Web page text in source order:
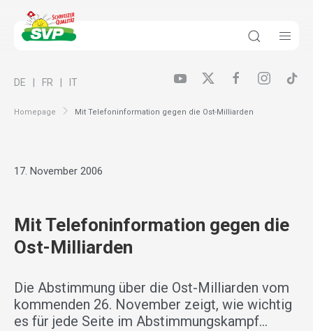
Homepage Mit Telefoninformation gegen die Ost-Milliarden
DE FR IT
17. November 2006
Mit Telefoninformation gegen die
Ost-Milliarden
Die Abstimmung über die Ost-Milliarden vom
kommenden 26. November zeigt, wie wichtig
es für jede Seite im Abstimmungskampf…